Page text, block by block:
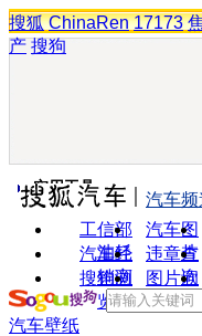
搜狐 ChinaRen 17173
产 搜狗
实用工具
工信部
油耗
汽车图
片
汽车经
销商
违章查
询
搜狗浏
览器
图片欣
赏
汽车频
汽车壁纸